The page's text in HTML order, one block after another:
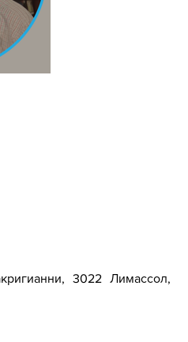
3022 Лимассол,